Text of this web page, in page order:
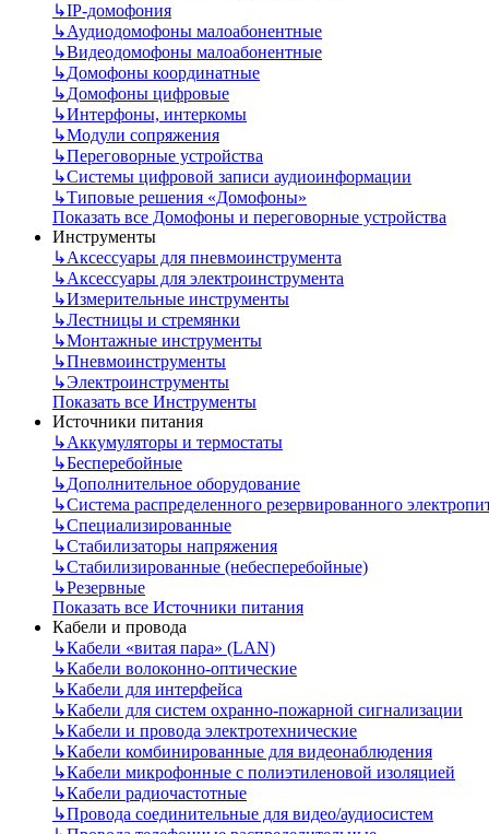
↳IP-домофония
↳Аудиодомофоны малоабонентные
↳Видеодомофоны малоабонентные
↳Домофоны координатные
↳Домофоны цифровые
↳Интерфоны, интеркомы
↳Модули сопряжения
↳Переговорные устройства
↳Системы цифровой записи аудиоинформации
↳Типовые решения «Домофоны»
Показать все Домофоны и переговорные устройства
Инструменты
↳Аксессуары для пневмоинструмента
↳Аксессуары для электроинструмента
↳Измерительные инструменты
↳Лестницы и стремянки
↳Монтажные инструменты
↳Пневмоинструменты
↳Электроинструменты
Показать все Инструменты
Источники питания
↳Аккумуляторы и термостаты
↳Бесперебойные
↳Дополнительное оборудование
↳Система распределенного резервированного
↳Специализированные
↳Стабилизаторы напряжения
↳Стабилизированные (небесперебойные)
↳Резервные
Показать все Источники питания
Кабели и провода
↳Кабели «витая пара» (LAN)
↳Кабели волоконно-оптические
↳Кабели для интерфейса
↳Кабели для систем охранно-пожарной сигнализации
↳Кабели и провода электротехнические
↳Кабели комбинированные для видеонаблюдения
↳Кабели микрофонные с полиэтиленовой изоляцией
↳Кабели радиочастотные
↳Провода соединительные для видео/аудиосистем